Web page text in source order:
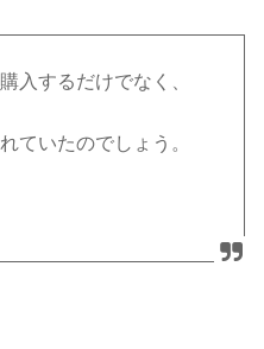
入するだけでなく、
ていたのでしょう。